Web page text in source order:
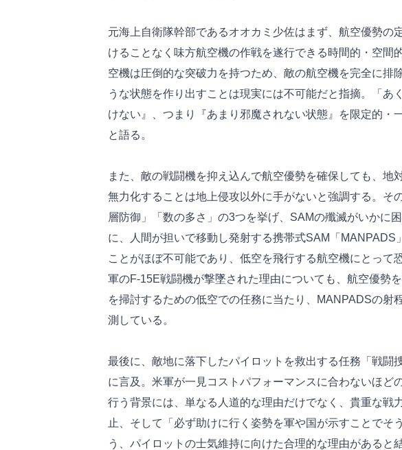
元海上自衛隊幹部であるオオカミ少佐はまず、航空優勢の
けることなく味方航空機の作戦を遂行できる時間的・空間
空機は圧倒的な突破力を持つため、敵の航空機を完全に排
うな状態を作り出すことは現実には不可能だと指摘。「あ
けない』、つまり『あまり邪魔されない状態』を限定的・
と語る。
また、敵の戦闘機を抑え込んで航空優勢を確保しても、地
無力化することは地上侵攻以外に手がないと強調する。そ
層防御」「数の多さ」の3つを挙げ、SAMの殲滅がいかに
に、人間が担いで移動し発射する携帯式SAM「MANPADS
ことがほぼ不可能であり、低空を飛行する航空機にとって
軍のF-15E戦闘機が撃墜された理由についても、航空優勢
を掃討するための低空での任務に当たり、MANPADSの射
測している。
最後に、敵地に落下したパイロットを救出する任務「戦闘
に言及。米軍が一見コストパフォーマンスに合わないほど
行う背景には、単なる人道的な理由だけでなく、貴重な戦
止、そして「必ず助けに行く姿勢を軍や国が示すことでそ
う、パイロットの士気維持に向けた合理的な理由があると